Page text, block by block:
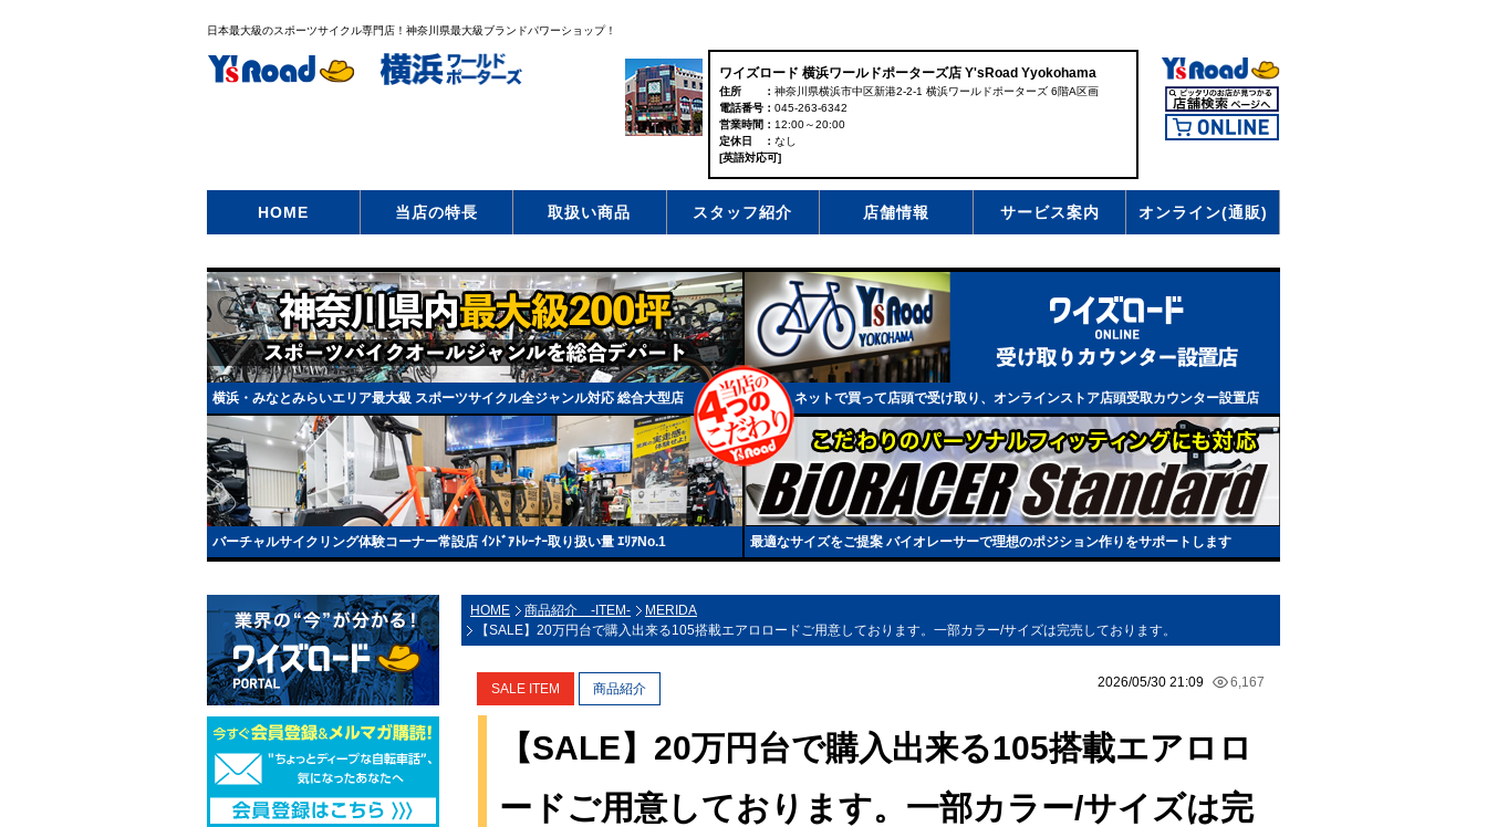
日本最大級のスポーツサイクル専門店！神奈川県最大級ブランドパワーショップ！
ワイズロード 横浜ワールドポーターズ店 Y'sRoad Yyokohama
住所
神奈川県横浜市中区新港2-2-1 横浜ワールドポーターズ 6階A区画
電話番号
045-263-6342
営業時間
12:00～20:00
定休日
なし
[英語対応可]
HOME 当店の特長 取扱い商品 スタッフ紹介 店舗情報 サービス案内 オンライン(通販)
横浜・みなとみらいエリア最大級 スポーツサイクル全ジャンル対応 総合大型店 ネットで買って店頭で受け取り、オンラインストア店頭受取カウンター設置店
バーチャルサイクリング体験コーナー常設店 ｲﾝﾄﾞｱﾄﾚｰﾅｰ取り扱い量 ｴﾘｱNo.1 最適なサイズをご提案 バイオレーサーで理想のポジション作りをサポートします
HOME 商品紹介 -ITEM-
MERIDA
【SALE】20万円台で購入出来る105搭載エアロロードご用意しております。一部カラー/サイズは完売しております。
2026/05/30 21:09 6,167
SALE ITEM 商品紹介
【SALE】20万円台で購入出来る105搭載エアロロ
ードご用意しております。一部カラー/サイズは完